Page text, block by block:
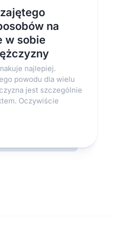
na
w sobie
najlepiej.
powodu dla wielu
jest szczególnie
Oczywiście